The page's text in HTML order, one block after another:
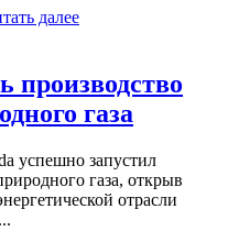
далее
производство
газа
успешно запустил
газа, открыв
отрасли